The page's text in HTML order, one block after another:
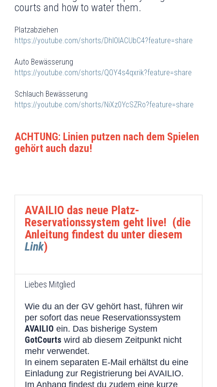
courts and how to water them.
Platzabziehen
https://youtube.com/shorts/DhlOlACUbC4?feature=share
Auto Bewässerung
https://youtube.com/shorts/QOY4s4qxrik?feature=share
Schlauch Bewässerung
https://youtube.com/shorts/NiXz0YcSZRo?feature=share
ACHTUNG: Linien putzen nach dem Spielen
gehört auch dazu!
AVAILIO das neue Platz-
Reservationssystem geht live! (die
Anleitung findest du unter diesem
Link)
Liebes Mitglied
Wie du an der GV gehört hast, führen wir
per sofort das neue Reservationssystem
AVAILIO ein. Das bisherige System
GotCourts wird ab diesem Zeitpunkt nicht
mehr verwendet.
In einem separaten E-Mail erhältst du eine
Einladung zur Registrierung bei AVAILIO.
Im Anhang findest du zudem eine kurze